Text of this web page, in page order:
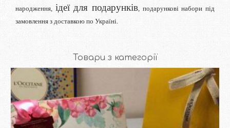
народження, ідеї для подарунків, подарункові набори під
замовлення з доставкою по Україні.
Товари з категорії